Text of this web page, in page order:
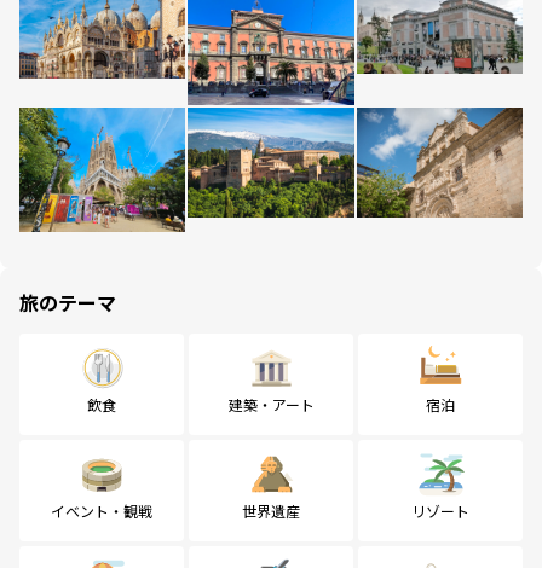
旅のテーマ
飲食 建築・アート 宿泊
イベント・観戦 世界遺産 リゾート